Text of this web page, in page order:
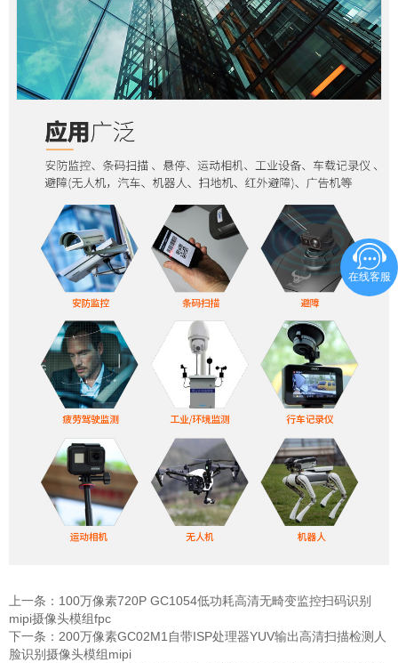
上一条： 100万像素720P GC1054低功耗高清无畸变监控扫码识别
mipi摄像头模组fpc
下一条： 200万像素GC02M1自带ISP处理器YUV输出高清扫描检测人
脸识别摄像头模组mipi
在线客服